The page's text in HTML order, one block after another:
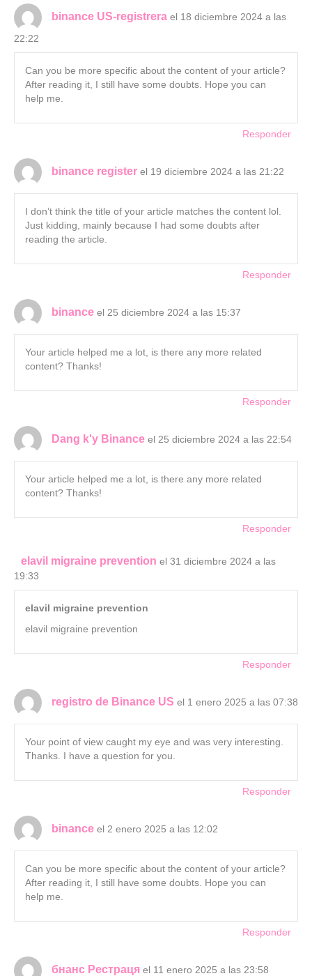
binance US-registrera el 18 diciembre 2024 a las
22:22
Can you be more specific about the content of your article?
After reading it, I still have some doubts. Hope you can
help me.
Responder
binance register el 19 diciembre 2024 a las 21:22
I don’t think the title of your article matches the content lol.
Just kidding, mainly because I had some doubts after
reading the article.
Responder
binance el 25 diciembre 2024 a las 15:37
Your article helped me a lot, is there any more related
content? Thanks!
Responder
Dang k'y Binance el 25 diciembre 2024 a las 22:54
Your article helped me a lot, is there any more related
content? Thanks!
Responder
elavil migraine prevention el 31 diciembre 2024 a las
19:33
elavil migraine prevention
elavil migraine prevention
Responder
registro de Binance US el 1 enero 2025 a las 07:38
Your point of view caught my eye and was very interesting.
Thanks. I have a question for you.
Responder
binance el 2 enero 2025 a las 12:02
Can you be more specific about the content of your article?
After reading it, I still have some doubts. Hope you can
help me.
Responder
бнанс Рестраця el 11 enero 2025 a las 23:58